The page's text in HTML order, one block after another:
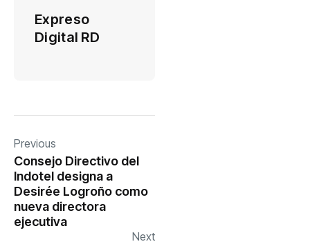
Expreso
Digital RD
Previous
Consejo Directivo del
Indotel designa a
Desirée Logroño como
nueva directora
ejecutiva
Next